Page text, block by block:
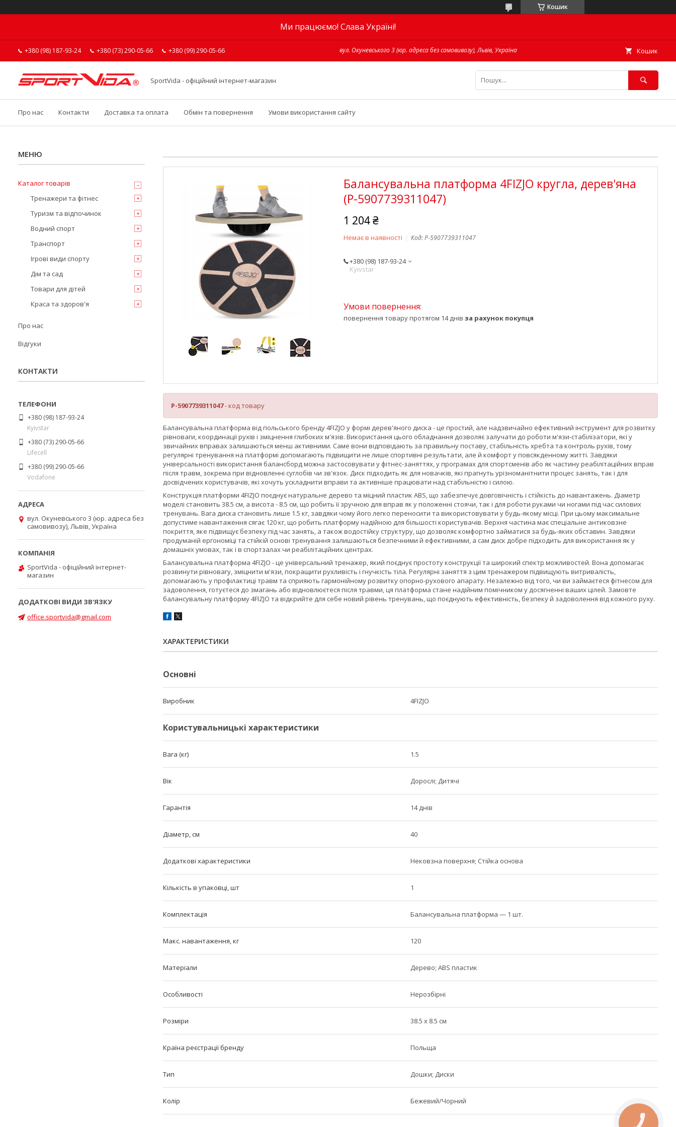
Кошик
Ми працюємо! Слава Україні!
+380 (98) 187-93-24 +380 (73) 290-05-66 +380 (99) 290-05-66 вул. Окуневського 3 (юр. адреса без самовивозу), Львів, Україна Кошик
SportVida - офіційний інтернет-магазин
Про нас Контакти Доставка та оплата Обмін та повернення Умови використання сайту
Балансувальна платформа 4FIZJO кругла, дерев'яна
(P-5907739311047)
1 204 ₴
Немає в наявності Код:P-5907739311047
+380 (98) 187-93-24
Kyivstar
повернення товару протягом 14 днів за рахунок покупця
P-5907739311047- код товару
Балансувальна платформа від польського бренду4FIZJO у формі дерев'яного диска - це простий, але надзвичайно ефективний інструмент для розвитку
рівноваги, координації рухів і зміцнення глибоких м'язів. Використання цього обладнання дозволяє залучати до роботи м'язи-стабілізатори, які у
звичайних вправах залишаються менш активними. Саме вони відповідають за правильну поставу, стабільність хребта та контроль рухів, тому
регулярні тренування на платформі допомагають підвищити не лише спортивні результати, але й комфорт у повсякденному житті. Завдяки
універсальності використання балансборд можна застосовувати у фітнес-заняттях, у програмах для спортсменів або як частину реабілітаційних вправ
після травм, зокрема при відновленні суглобів чи зв'язок. Диск підходить як для новачків, які прагнуть урізноманітнити процес занять, так і для
досвідчених користувачів, які хочуть ускладнити вправи та активніше працювати над стабільністю і силою.
Конструкція платформи 4FIZJO поєднує натуральне дерево та міцний пластик ABS, що забезпечує довговічність і стійкість до навантажень. Діаметр
моделі становить 38.5 см, а висота - 8.5 см, що робить її зручною для вправ як у положенні стоячи, так і для роботи руками чи ногами під час силових
тренувань. Вага диска становить лише 1.5 кг, завдяки чому його легко переносити та використовувати у будь-якому місці. При цьому максимальне
допустиме навантаження сягає 120 кг, що робить платформу надійною для більшості користувачів. Верхня частина має спеціальне антиковзне
покриття, яке підвищує безпеку під час занять, а також водостійку структуру, що дозволяє комфортно займатися за будь-яких обставин. Завдяки
продуманій ергономіці та стійкій основі тренування залишаються безпечними й ефективними, а сам диск добре підходить для використання як у
домашніх умовах, так і в спортзалах чи реабілітаційних центрах.
Балансувальна платформа 4FIZJO - це універсальний тренажер, який поєднує простоту конструкції та широкий спектр можливостей. Вона допомагає
розвинути рівновагу, зміцнити м'язи, покращити рухливість і гнучкість тіла. Регулярні заняття з цим тренажером підвищують витривалість,
допомагають у профілактиці травм та сприяють гармонійному розвитку опорно-рухового апарату. Незалежно від того, чи ви займаєтеся фітнесом для
задоволення, готуєтеся до змагань або відновлюєтеся після травми, ця платформа стане надійним помічником у досягненні ваших цілей. Замовте
балансувальну платформу4FIZJO та відкрийте для себе новий рівень тренувань, що поєднують ефективність, безпеку й задоволення від кожного руху.
ХАРАКТЕРИСТИКИ
Основні
Виробник 4FIZJO
Користувальницькі характеристики
Вага (кг) 1.5
Вік Дорослі; Дитячі
Гарантія 14 днів
Діаметр, см 40
Додаткові характеристики Нековзна поверхня; Стійка основа
Кількість в упаковці, шт 1
Комплектація Балансувальна платформа — 1 шт.
Макс. навантаження, кг 120
Матеріали Дерево; ABS пластик
Особливості Нерозбірні
Розміри 38.5 x 8.5 см
Країна реєстрації бренду Польща
Тип Дошки; Диски
Колір Бежевий/Чорний
Каталог товарів
Тренажери та фітнес
Туризм та відпочинок
Водний спорт
Транспорт
Ігрові види спорту
Дім та сад
Товари для дітей
Краса та здоров'я
Про нас
Відгуки
КОНТАКТИ
+380 (98) 187-93-24
Kyivstar
+380 (73) 290-05-66
Lifecell
+380 (99) 290-05-66
Vodafone
вул. Окуневського 3 (юр. адреса без
самовивозу), Львів, Україна
SportVida - офіційний інтернет-
магазин
office.sportvida@gmail.com
КНОПКА
ЗВ'ЯЗКУ